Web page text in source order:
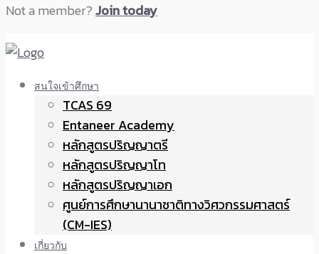
Not a member?Join today
สนใจเข้าศึกษา
TCAS 69
Entaneer Academy
หลักสูตรปริญญาตรี
หลักสูตรปริญญาโท
หลักสูตรปริญญาเอก
ศูนย์การศึกษานานาชาติทางวิศวกรรมศาสตร์
(CM-IES)
เกี่ยวกับ